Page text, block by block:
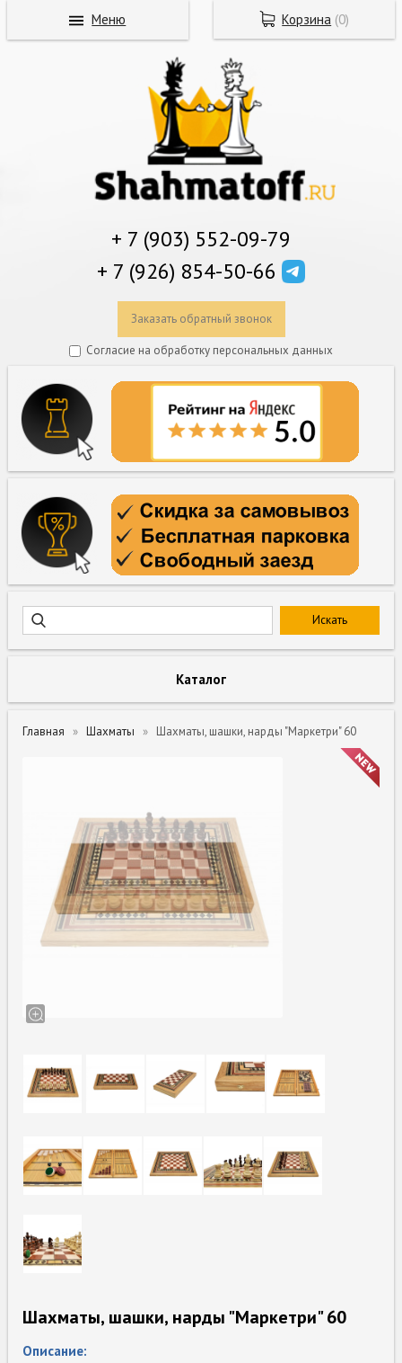
+ 7 (903) 552-09-79
+ 7 (926) 854-50-66
Заказать обратный звонок
Согласие на обработку персональных данных
Каталог
Главная Шахматы Шахматы, шашки, нарды "Маркетри" 60
Шахматы, шашки, нарды "Маркетри" 60
Описание:
Корзина (0)
Меню